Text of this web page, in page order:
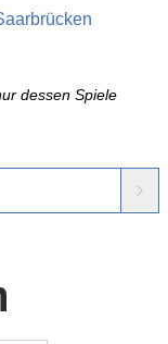
dessen Spiele